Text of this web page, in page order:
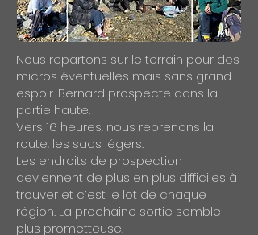
Nous repartons sur le terrain pour des
micros éventuelles mais sans grand
espoir. Bernard prospecte dans la
partie haute.
Vers 16 heures, nous reprenons la
route, les sacs légers.
Les endroits de prospection
deviennent de plus en plus difficiles à
trouver et c’est le lot de chaque
région. La prochaine sortie semble
plus prometteuse.